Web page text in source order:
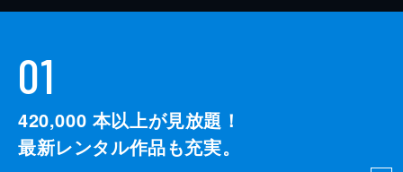
01
420,000 本以上が見放題！
最新レンタル作品も充実。